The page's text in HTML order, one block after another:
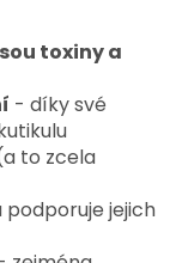
toxiny a
- díky své
to zcela
podporuje jejich